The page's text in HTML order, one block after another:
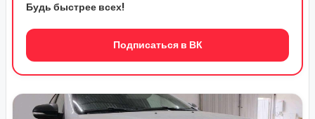
Будь быстрее всех!
Подписаться в ВК